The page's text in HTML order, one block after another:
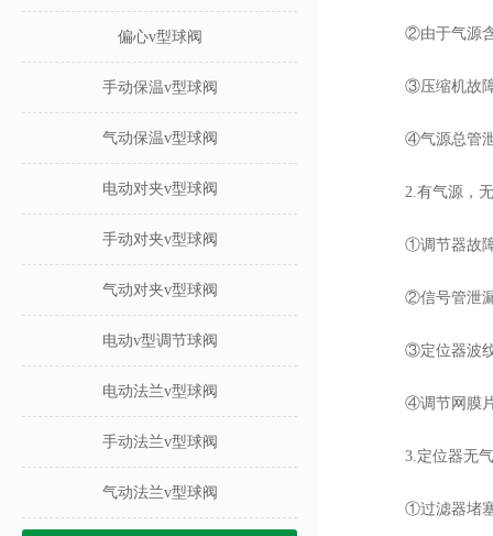
偏心v型球阀
手动保温v型球阀
气动保温v型球阀
电动对夹v型球阀
手动对夹v型球阀
气动对夹v型球阀
电动v型调节球阀
电动法兰v型球阀
手动法兰v型球阀
气动法兰v型球阀
②由于气源含
③压缩机故
④气源总管泄
2.有气源，无
①调节器故
②信号管泄
③定位器波纹
④调节网膜片
3.定位器无气
①过滤器堵